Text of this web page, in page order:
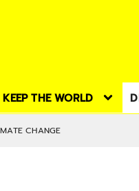
KEEP THE WORLD
CHANGE